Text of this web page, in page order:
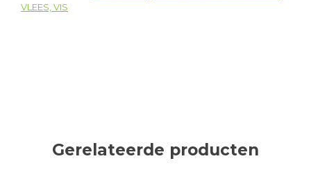
VLEES, VIS
Gerelateerde producten